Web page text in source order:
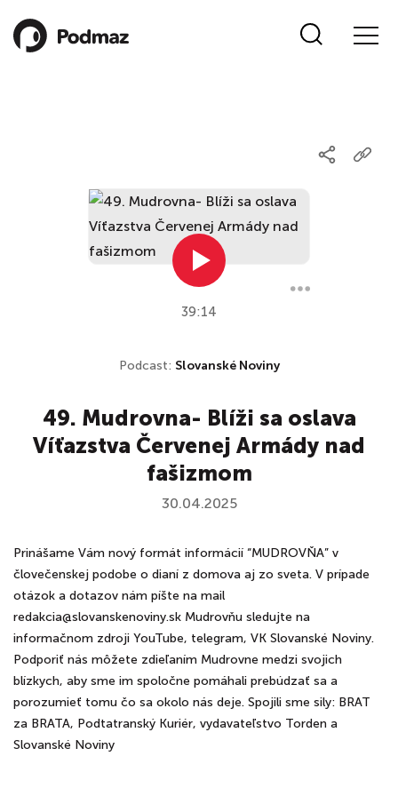
39:14
Podcast: Slovanské Noviny
49. Mudrovna- Blíži sa oslava
Víťazstva Červenej Armády nad
fašizmom
30.04.2025
Prinášame Vám nový formát informácií “MUDROVŇA” v
človečenskej podobe o dianí z domova aj zo sveta. V prípade
otázok a dotazov nám píšte na mail
redakcia@slovanskenoviny.sk Mudrovňu sledujte na
informačnom zdroji YouTube, telegram, VK Slovanské Noviny.
Podporiť nás môžete zdieľaním Mudrovne medzi svojich
blízkych, aby sme im spoločne pomáhali prebúdzať sa a
porozumieť tomu čo sa okolo nás deje. Spojili sme sily: BRAT
za BRATA, Podtatranský Kuriér, vydavateľstvo Torden a
Slovanské Noviny